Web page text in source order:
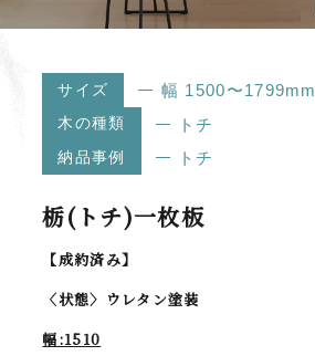
サイズ 幅 1500〜1799mm
木の種類 トチ
納品事例 トチ
栃(トチ)一枚板
【成約済み】
〈状態〉ウレタン塗装
幅:1510